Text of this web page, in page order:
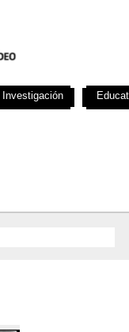
Investigación